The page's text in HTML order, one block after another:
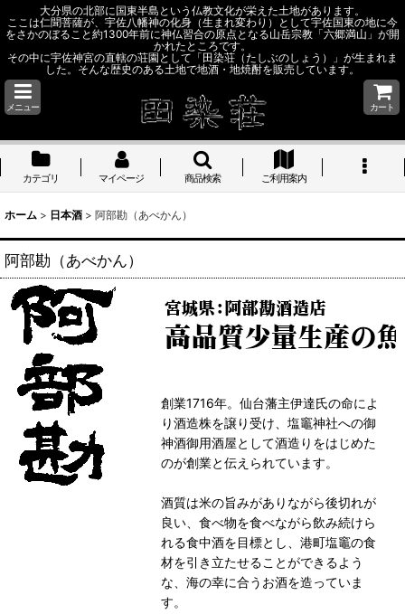
大分県の北部に国東半島という仏教文化が栄えた土地があります。
ここは仁聞菩薩が、宇佐八幡神の化身（生まれ変わり）として宇佐国東の地に今
をさかのぼること約1300年前に神仏習合の原点となる山岳宗教「六郷満山」が開
かれたところです。
その中に宇佐神宮の直轄の荘園として「田染荘（たしぶのしょう）」が生まれま
した。そんな歴史のある土地で地酒・地焼酎を販売しています。
メニュー カート
カテゴリ マイページ 商品検索 ご利用案内
ホーム > 日本酒 > 阿部勘（あべかん）
阿部勘（あべかん）
創業1716年。仙台藩主伊達氏の命によ
り酒造株を譲り受け、塩竈神社への御
神酒御用酒屋として酒造りをはじめた
のが創業と伝えられています。
酒質は米の旨みがありながら後切れが
良い、食べ物を食べながら飲み続けら
れる食中酒を目標とし、港町塩竈の食
材を引き立たせることができるよう
な、海の幸に合うお酒を造っていま
す。